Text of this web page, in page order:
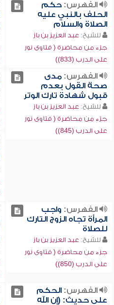
الفهرس:حكم
الحلف بالنبي عليه
الصلاة والسلام
للشيخ: عبد العزيز بن باز
جزء من محاضرة ( فتاوى نور
على الدرب (833))
الفهرس:مدى
صحة القول بعدم
قبول شهادة تارك الوتر
للشيخ: عبد العزيز بن باز
جزء من محاضرة ( فتاوى نور
على الدرب (845))
الفهرس: واجب
المرأة تجاه الزوج التارك
للصلاة
للشيخ: عبد العزيز بن باز
جزء من محاضرة ( فتاوى نور
على الدرب (850))
الفهرس:الحكم
على حديث: (إن الله